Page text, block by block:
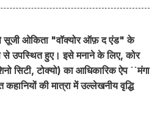
सूजी ओकिता "वॉक्योर ऑफ़ द एंड" के
उपस्थित हुए। इसे मनाने के लिए, कोर
सिटी, टोक्यो) का आधिकारिक ऐप ``मंगा
कहानियों की मात्रा में उल्लेखनीय वृद्धि